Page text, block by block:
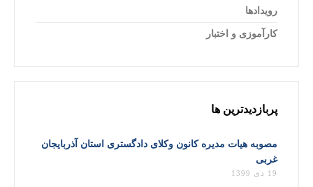
رویدادها
کارآموزی و اختبار
پربازدیدترین ها
مصوبه هیات مدیره کانون وکلای دادگستری استان آذربایجان
غربی
19 دی 1399